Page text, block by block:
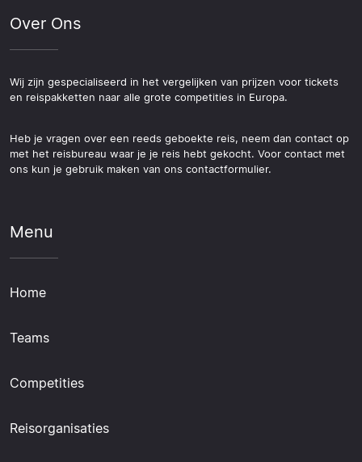
Over Ons
Wij zijn gespecialiseerd in het vergelijken van prijzen voor tickets
en reispakketten naar alle grote competities in Europa.
Heb je vragen over een reeds geboekte reis, neem dan contact op
met het reisbureau waar je je reis hebt gekocht. Voor contact met
ons kun je gebruik maken van ons contactformulier.
Menu
Home
Teams
Competities
Reisorganisaties